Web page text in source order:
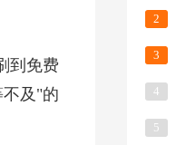
到免费
及"的
2
3
4
5